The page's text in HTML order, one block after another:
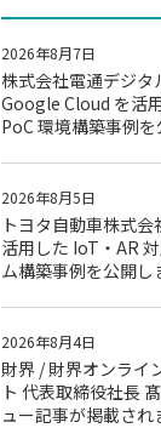
2026年8月7日
株式会社電通デジタ
Google Cloud を活
PoC 環境構築事例
2026年8月5日
トヨタ自動車株式会
活用した IoT・AR
ム構築事例を公開し
2026年8月4日
財界 / 財界オンライ
ト 代表取締役社長
ュー記事が掲載され